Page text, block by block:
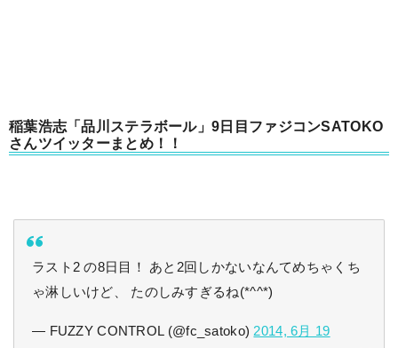
稲葉浩志「品川ステラボール」9日目ファジコンSATOKO
さんツイッターまとめ！！
ラスト2 の8日目！ あと2回しかないなんてめちゃくち
ゃ淋しいけど、 たのしみすぎるね(*^^*)
— FUZZY CONTROL (@fc_satoko) 2014, 6月 19